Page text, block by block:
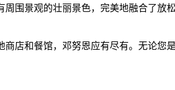
围景观的壮丽景色，完美地融合了放
店和餐馆，邓努恩应有尽有。无论您